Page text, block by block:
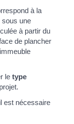
à la
sous une
à partir du
de plancher
le type
est nécessaire